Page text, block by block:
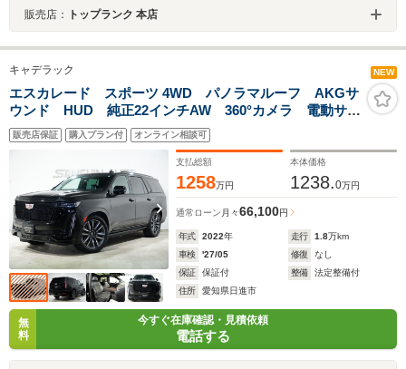
販売店： トップランク 本店
キャデラック NEW
エスカレード スポーツ 4WD パノラマルーフ AKGサ
ウンド HUD 純正22インチAW 360°カメラ 電動サイ
ドステップ リヤエンターテイメント ブラックレザー
シート ベンチレーション シートヒーター ETC バ
販売店保証 購入プラン付 オンライン相談可
支払総額
1258万円
本体価格
1238.0万円
通常ローン 月々66,100円
年式 2022年 走行 1.8万km
車検
'27/05 修復
なし
保証
保証付 整備
法定整備付
住所
愛知県日進市
無
料
今すぐ在庫確認・見積依頼
電話する